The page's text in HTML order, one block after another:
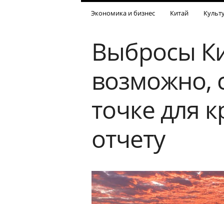
Экономика и бизнес Китай
Выбросы
возможно,
точке для
отчету